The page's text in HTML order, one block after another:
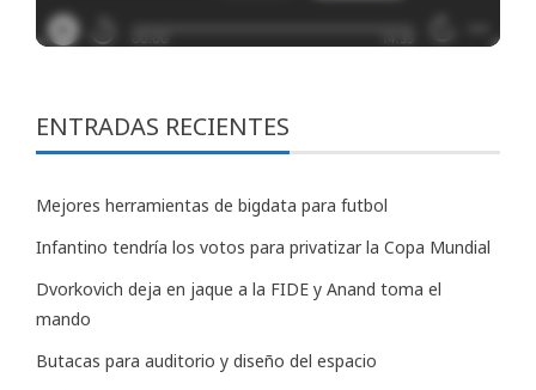
ENTRADAS RECIENTES
Mejores herramientas de bigdata para futbol
Infantino tendría los votos para privatizar la Copa Mundial
Dvorkovich deja en jaque a la FIDE y Anand toma el
mando
Butacas para auditorio y diseño del espacio